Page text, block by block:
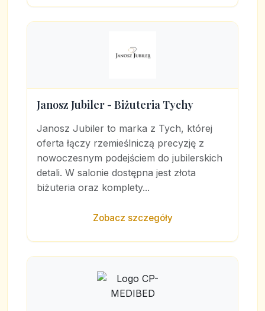
Janosz Jubiler - Biżuteria Tychy
Janosz Jubiler to marka z Tych, której
oferta łączy rzemieślniczą precyzję z
nowoczesnym podejściem do jubilerskich
detali. W salonie dostępna jest złota
biżuteria oraz komplety...
Zobacz szczegóły